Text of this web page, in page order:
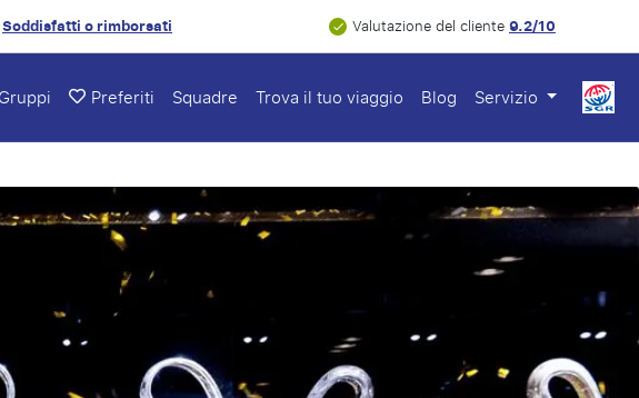
Soddisfatti o rimborsati Valutazione del cliente9.2/10
Gruppi Preferiti Squadre Trova il tuo viaggio Blog Servizio